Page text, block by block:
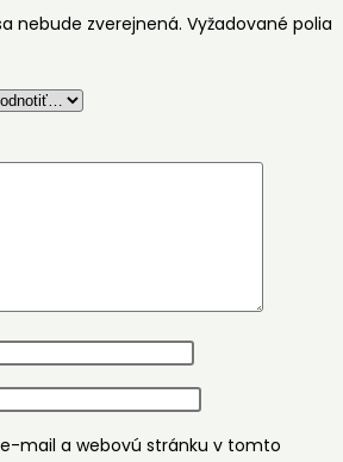
nebude zverejnená. Vyžadované polia
mail a webovú stránku v tomto